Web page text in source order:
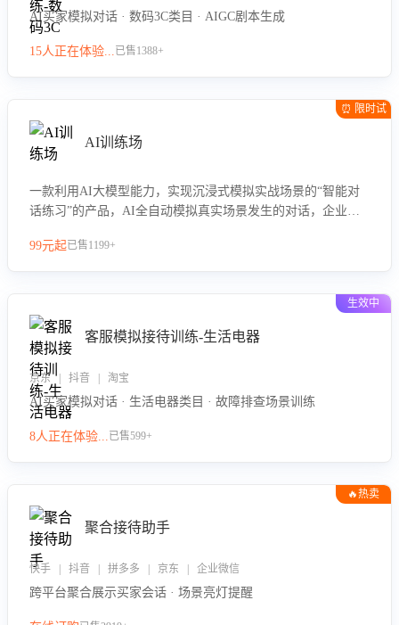
AI买家模拟对话 · 数码3C类目 · AIGC剧本生成
15人正在体验...已售1388+
⏰ 限时试
AI训练场
一款利用AI大模型能力，实现沉浸式模拟实战场景的“智能对
话练习”的产品，AI全自动模拟真实场景发生的对话，企业可
力。
99元起已售1199+
生效中
客服模拟接待训练-生活电器
京东 | 抖音 | 淘宝
AI买家模拟对话 · 生活电器类目 · 故障排查场景训练
8人正在体验...已售599+
🔥热卖
聚合接待助手
快手 | 抖音 | 拼多多 | 京东 | 企业微信
跨平台聚合展示买家会话 · 场景亮灯提醒